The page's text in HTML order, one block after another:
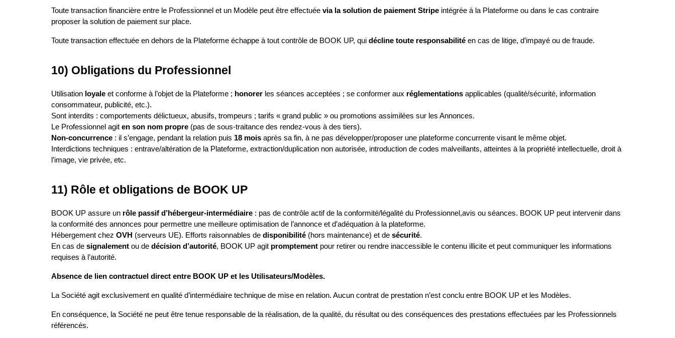
Toute transaction financière entre le Professionnel et un Modèle peut être effectuée via la solution de paiement Stripe intégrée à la Plateforme ou dans le cas contraire
proposer la solution de paiement sur place.
Toute transaction effectuée en dehors de la Plateforme échappe à tout contrôle de BOOK UP, qui décline toute responsabilité en cas de litige, d’impayé ou de fraude.
10) Obligations du Professionnel
Utilisation loyale et conforme à l’objet de la Plateforme ; honorer les séances acceptées ; se conformer aux réglementations applicables (qualité/sécurité, information
consommateur, publicité, etc.).
Sont interdits : comportements délictueux, abusifs, trompeurs ; tarifs « grand public » ou promotions assimilées sur les Annonces.
Le Professionnel agit en son nom propre (pas de sous‑traitance des rendez‑vous à des tiers).
Non‑concurrence : il s’engage, pendant la relation puis 18 mois après sa fin, à ne pas développer/proposer une plateforme concurrente visant le même objet.
Interdictions techniques : entrave/altération de la Plateforme, extraction/duplication non autorisée, introduction de codes malveillants, atteintes à la propriété intellectuelle, droit à
l’image, vie privée, etc.
11) Rôle et obligations de BOOK UP
BOOK UP assure un rôle passif d’hébergeur‑intermédiaire : pas de contrôle actif de la conformité/légalité du Professionnel,avis ou séances. BOOK UP peut intervenir dans
la conformité des annonces pour permettre une meilleure optimisation de l’annonce et d’adéquation à la plateforme.
Hébergement chez OVH (serveurs UE). Efforts raisonnables de disponibilité (hors maintenance) et de sécurité.
En cas de signalement ou de décision d’autorité, BOOK UP agit promptement pour retirer ou rendre inaccessible le contenu illicite et peut communiquer les informations
requises à l’autorité.
Absence de lien contractuel direct entre BOOK UP et les Utilisateurs/Modèles.
La Société agit exclusivement en qualité d’intermédiaire technique de mise en relation. Aucun contrat de prestation n’est conclu entre BOOK UP et les Modèles.
En conséquence, la Société ne peut être tenue responsable de la réalisation, de la qualité, du résultat ou des conséquences des prestations effectuées par les Professionnels
référencés.